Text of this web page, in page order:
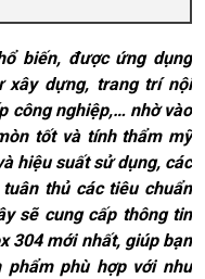
biến, được ứng dụng
xây dựng, trang trí nội
công nghiệp,… nhờ vào
tốt và tính thẩm mỹ
hiệu suất sử dụng, các
thủ các tiêu chuẩn
sẽ cung cấp thông tin
304 mới nhất, giúp bạn
phù hợp với nhu